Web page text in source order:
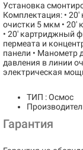
Установка
Комплектация: •
очистки 5 мкм •
• 20' картриджный
пермеата и
панели • Манометр
давления в линии
электрическая
ТИП : Осмос
Гарантия